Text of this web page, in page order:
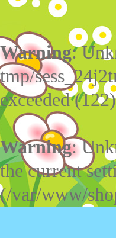
Warning:
tmp/
exceeded
Warning:
the current
(/var/www/